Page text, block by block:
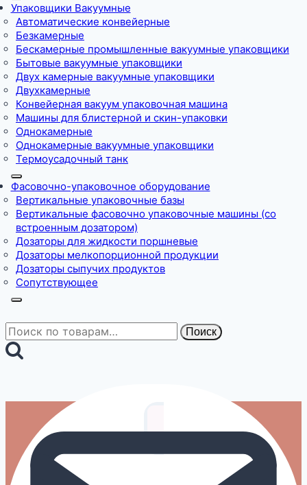
Упаковщики Вакуумные
Автоматические конвейерные
Безкамерные
Бескамерные промышленные вакуумные упаковщики
Бытовые вакуумные упаковщики
Двух камерные вакуумные упаковщики
Двухкамерные
Конвейерная вакуум упаковочная машина
Машины для блистерной и скин-упаковки
Однокамерные
Однокамерные вакуумные упаковщики
Термоусадочный танк
Фасовочно-упаковочное оборудование
Вертикальные упаковочные базы
Вертикальные фасовочно упаковочные машины (со
встроенным дозатором)
Дозаторы для жидкости поршневые
Дозаторы мелкопорционной продукции
Дозаторы сыпучих продуктов
Сопутствующее
Искать: Поиск